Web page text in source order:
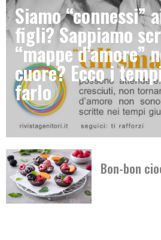
Siamo “connessi”
figli? Sappiamo
“mappe d’amore”
cuore? Ecco i
farlo
Bon-bon